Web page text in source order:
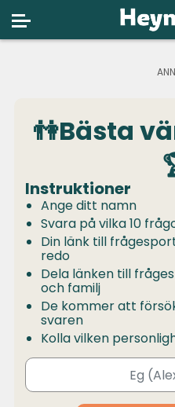
👫Bästa
Instruktioner
Ange ditt namn
Svara på vilka 10
Din länk till
redo
Dela länken till
och familj
De kommer att
svaren
Kolla vilken